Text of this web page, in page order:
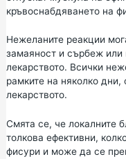
кръвоснабдяването на
Нежеланите реакции
замаяност и сърбеж или
лекарството. Всички
рамките на няколко дни,
лекарството.
Смята се, че локалните
толкова ефективни,
фисури и може да се